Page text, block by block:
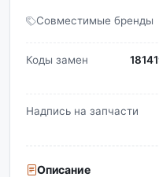
Совместимые бренды
Коды замен
Надпись на запчасти
Описание